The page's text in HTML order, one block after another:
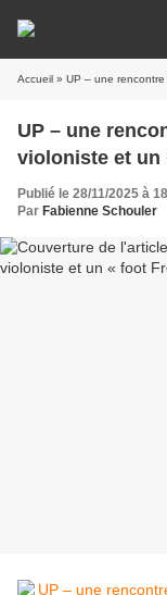
Accueil » UP – une
UP – une
violoniste et un
Publié le 28/11/2025 à
Par Fabienne Schouler